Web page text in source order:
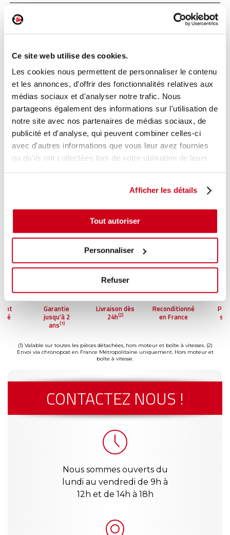
Ce site web utilise des cookies.
Les cookies nous permettent de personnaliser le contenu
et les annonces, d'offrir des fonctionnalités relatives aux
médias sociaux et d'analyser notre trafic. Nous
partageons également des informations sur l'utilisation de
notre site avec nos partenaires de médias sociaux, de
publicité et d'analyse, qui peuvent combiner celles-ci
avec d'autres informations que vous leur avez fournies
ou qu'ils ont collectées lors de votre utilisation de leurs
Afficher les détails
Tout autoriser
Personnaliser
Refuser
Serrure de porte arrière droite
Réf. constructeur :8200119332
200904
Modèle de provenance
Caractéristiques techniques
En stock 30,00 € TTC
AJOUTER AU PANIER
Garantie
jusqu'à 2
ans(1)
Livraison dès
24h(2)
Reconditionné
en France
(1) Valable sur toutes les pièces détachées, hors moteur et boîte à vitesses. (2)
Envoi via chronopost en France Métropolitaine uniquement. Hors moteur et
boîte à vitesse.
CONTACTEZ NOUS !
Nous sommes ouverts du
lundi au vendredi de 9h à
12h et de 14h à 18h